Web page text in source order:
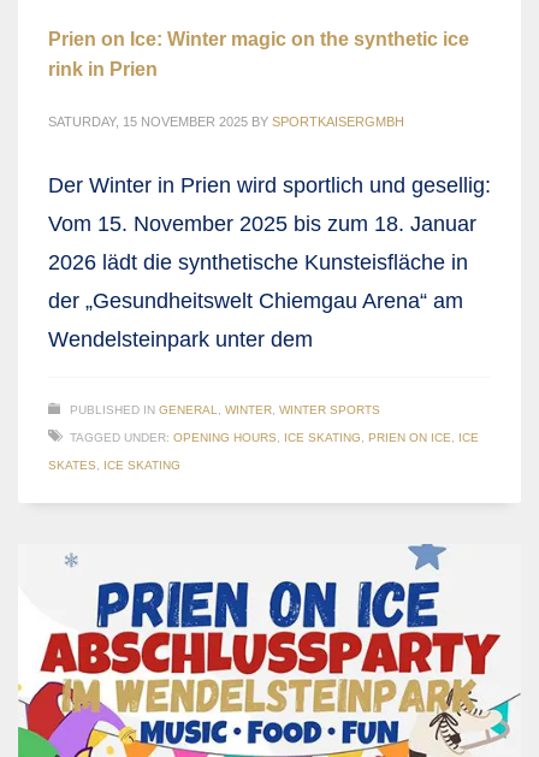
Prien on Ice: Winter magic on the synthetic ice
rink in Prien
SATURDAY, 15 NOVEMBER 2025 BY SPORTKAISERGMBH
Der Winter in Prien wird sportlich und gesellig:
Vom 15. November 2025 bis zum 18. Januar
2026 lädt die synthetische Kunsteisfläche in
der „Gesundheitswelt Chiemgau Arena“ am
Wendelsteinpark unter dem
PUBLISHED IN GENERAL WINTER WINTER SPORTS
TAGGED UNDER: OPENING HOURS ICE SKATING PRIEN ON ICE ICE
SKATES ICE SKATING